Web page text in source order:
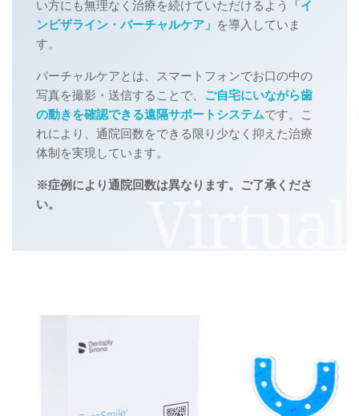
い方にも無理なく治療を続けていただけるよう
「イ
ンビザライン・バーチャルケア」 を導入していま
す。
バーチャルケアとは、スマートフォンでお口の中の
写真を撮影・送信することで、 ご自宅にいながら歯
の動きを確認できる遠隔サポートシステムです。こ
れにより、通院回数をできる限り少なく抑えた治療
体制を実現しています。
※症例により通院回数は異なります。ご了承くださ
い。